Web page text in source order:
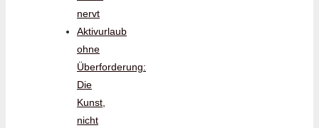
nervt
Aktivurlaub
ohne
Überforderung:
Die
Kunst,
nicht